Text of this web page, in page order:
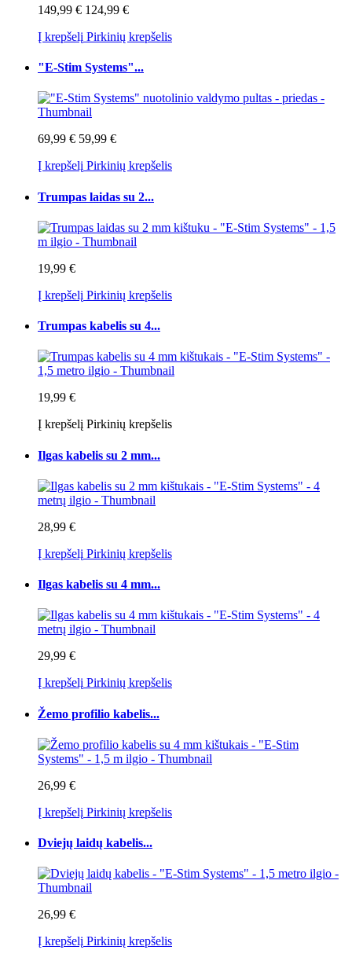
149,99 € 124,99 €
Į krepšelį Pirkinių krepšelis
"E-Stim Systems"...
69,99 € 59,99 €
Į krepšelį Pirkinių krepšelis
Trumpas laidas su 2...
19,99 €
Į krepšelį Pirkinių krepšelis
Trumpas kabelis su 4...
19,99 €
Į krepšelį Pirkinių krepšelis
Ilgas kabelis su 2 mm...
28,99 €
Į krepšelį Pirkinių krepšelis
Ilgas kabelis su 4 mm...
29,99 €
Į krepšelį Pirkinių krepšelis
Žemo profilio kabelis...
26,99 €
Į krepšelį Pirkinių krepšelis
Dviejų laidų kabelis...
26,99 €
Į krepšelį Pirkinių krepšelis